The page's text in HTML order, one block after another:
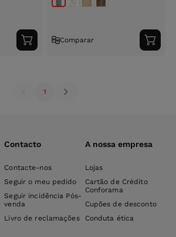
Adicionar
ao
Comparar
ao
1
Contacto
Contacte-nos
Seguir o meu pedido
Seguir incidência Pós-
venda
Livro de reclamações
A nossa empresa
Lojas
Cartão de Crédito
Conforama
Cupões de desconto
Conduta ética